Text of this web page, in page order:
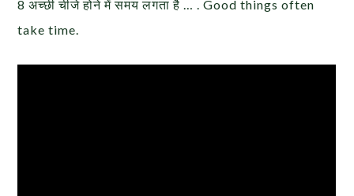
8 अच्छी चीजे होने में समय लगता है … . Good things often
take time.